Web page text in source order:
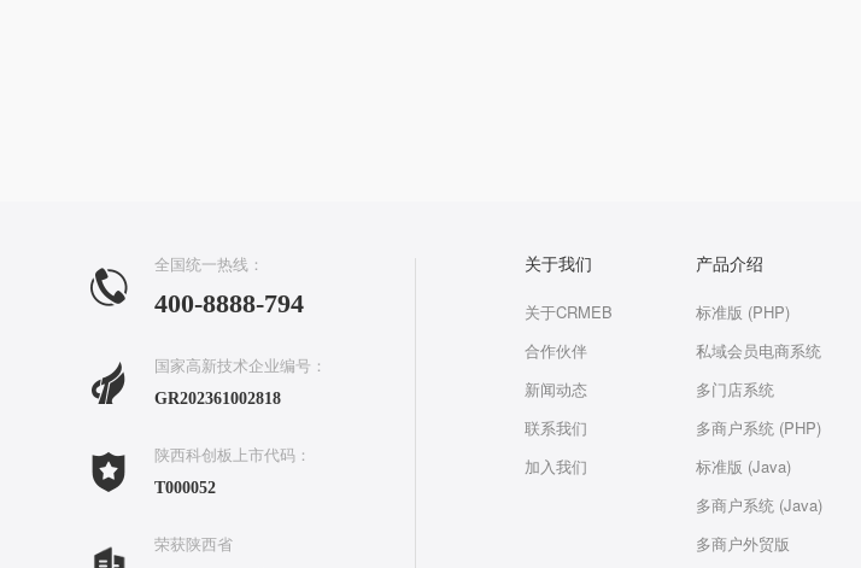
全国统一热线：
400-8888-794
国家高新技术企业编号：
GR202361002818
陕西科创板上市代码：
T000052
荣获陕西省
关于我们
关于CRMEB
合作伙伴
新闻动态
联系我们
加入我们
产品介绍
标准版 (PHP)
私域会员电商系统
多门店系统
多商户系统 (PHP)
标准版 (Java)
多商户系统 (Java)
多商户外贸版